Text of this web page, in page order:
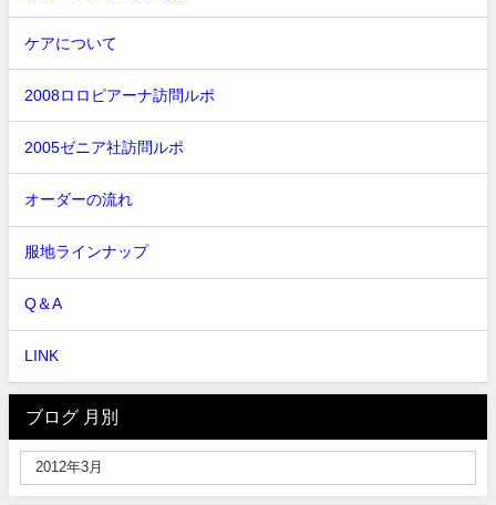
ケアについて
2008ロロピアーナ訪問ルポ
2005ゼニア社訪問ルポ
オーダーの流れ
服地ラインナップ
Q＆A
LINK
ブログ 月別